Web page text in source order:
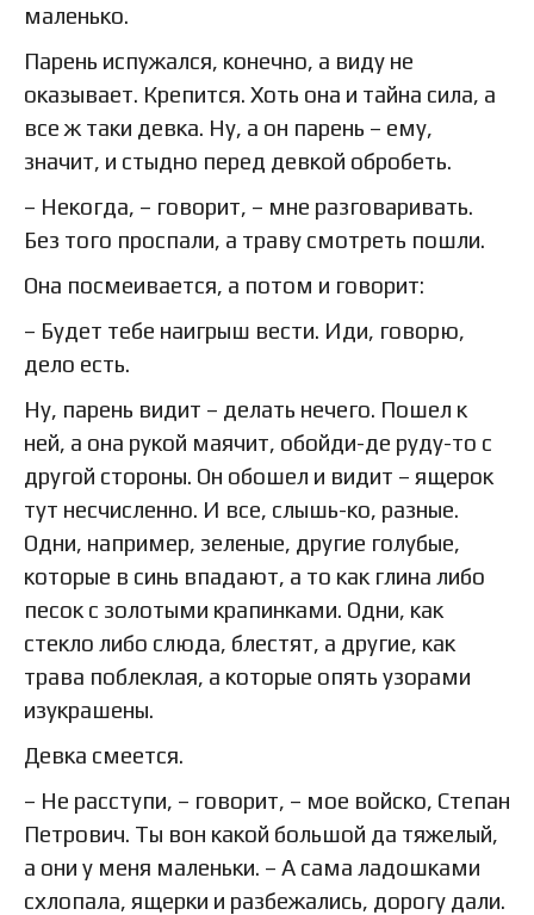
маленько.
Парень испужался, конечно, а виду не
оказывает. Крепится. Хоть она и тайна сила, а
все ж таки девка. Ну, а он парень – ему,
значит, и стыдно перед девкой обробеть.
– Некогда, – говорит, – мне разговаривать.
Без того проспали, а траву смотреть пошли.
Она посмеивается, а потом и говорит:
– Будет тебе наигрыш вести. Иди, говорю,
дело есть.
Ну, парень видит – делать нечего. Пошел к
ней, а она рукой маячит, обойди-де руду-то с
другой стороны. Он обошел и видит – ящерок
тут несчисленно. И все, слышь-ко, разные.
Одни, например, зеленые, другие голубые,
которые в синь впадают, а то как глина либо
песок с золотыми крапинками. Одни, как
стекло либо слюда, блестят, а другие, как
трава поблеклая, а которые опять узорами
изукрашены.
Девка смеется.
– Не расступи, – говорит, – мое войско, Степан
Петрович. Ты вон какой большой да тяжелый,
а они у меня маленьки. – А сама ладошками
схлопала, ящерки и разбежались, дорогу дали.